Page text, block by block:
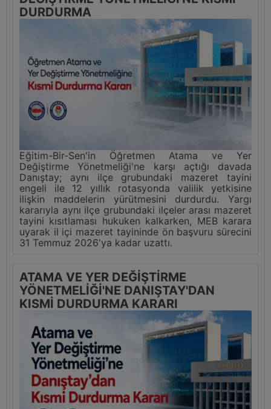
DURDURMA
Eğitim-Bir-Sen'in Öğretmen Atama ve Yer
Değiştirme Yönetmeliği'ne karşı açtığı davada
Danıştay; aynı ilçe grubundaki mazeret tayini
engeli ile 12 yıllık rotasyonda valilik yetkisine
ilişkin maddelerin yürütmesini durdurdu. Yargı
kararıyla aynı ilçe grubundaki ilçeler arası mazeret
tayini kısıtlaması hukuken kalkarken, MEB karara
uyarak il içi mazeret tayininde ön başvuru sürecini
31 Temmuz 2026'ya kadar uzattı.
ATAMA VE YER DEĞİŞTİRME
YÖNETMELİĞİ'NE DANIŞTAY'DAN
KISMİ DURDURMA KARARI